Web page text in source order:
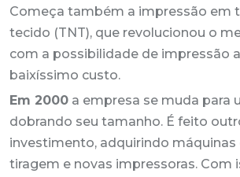
Começa também a impressão em
tecido (TNT), que revolucionou o
com a possibilidade de impressão
baixíssimo custo.
Em 2000 a empresa se muda para
dobrando seu tamanho. É feito
investimento, adquirindo máquinas
tiragem e novas impressoras. Com